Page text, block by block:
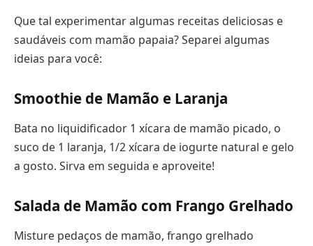
Que tal experimentar algumas receitas deliciosas e
saudáveis com mamão papaia? Separei algumas
ideias para você:
Smoothie de Mamão e Laranja
Bata no liquidificador 1 xícara de mamão picado, o
suco de 1 laranja, 1/2 xícara de iogurte natural e gelo
a gosto. Sirva em seguida e aproveite!
Salada de Mamão com Frango Grelhado
Misture pedaços de mamão, frango grelhado